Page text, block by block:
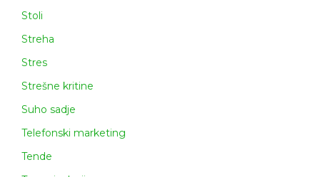
Stoli
Streha
Stres
Strešne kritine
Suho sadje
Telefonski marketing
Tende